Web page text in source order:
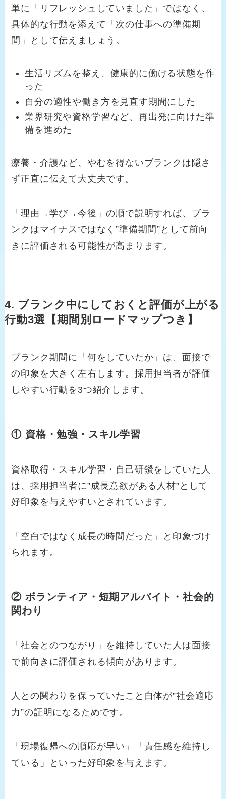
単に「リフレッシュしていました」ではなく、
具体的な行動を添えて「次の仕事への準備期
間」として伝えましょう。
生活リズムを整え、健康的に働ける状態を作
った
自分の適性や働き方を見直す期間にした
業界研究や資格学習など、再出発に向けた準
備を進めた
療養・介護など、やむを得ないブランクは隠さ
ず正直に伝えて大丈夫です。
「理由→学び→今後」の順で説明すれば、ブラ
ンクはマイナスではなく”準備期間”として前向
きに評価される可能性が高まります。
4. ブランク中にしておくと評価が上がる
行動3選【期間別ロードマップつき】
ブランク期間に「何をしていたか」は、面接で
の印象を大きく左右します。採用担当者が評価
しやすい行動を3つ紹介します。
① 資格・勉強・スキル学習
資格取得・スキル学習・自己研鑽をしていた人
は、採用担当者に”成長意欲がある人材”として
好印象を与えやすいとされています。
「空白ではなく成長の時間だった」と印象づけ
られます。
② ボランティア・短期アルバイト・社会的
関わり
「社会とのつながり」を維持していた人は面接
で前向きに評価される傾向があります。
人との関わりを保っていたこと自体が”社会適応
力”の証明になるためです。
「現場復帰への順応が早い」「責任感を維持し
ている」といった好印象を与えます。